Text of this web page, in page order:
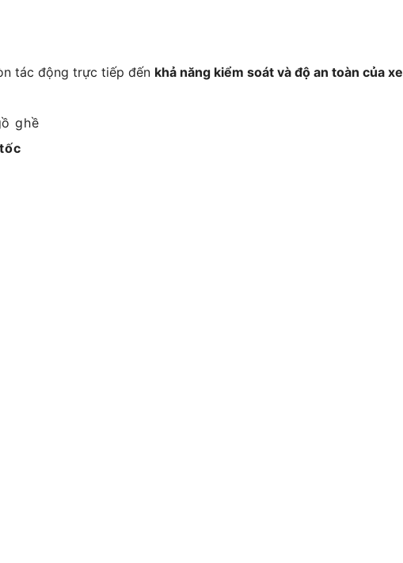
tác động trực tiếp đến khả năng kiểm soát và độ an toàn của xe
ghề